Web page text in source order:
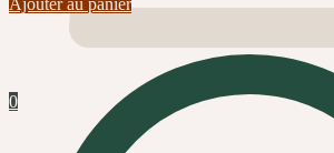
0
Ajouter au panier